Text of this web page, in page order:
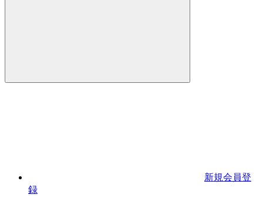
新規会員登
録